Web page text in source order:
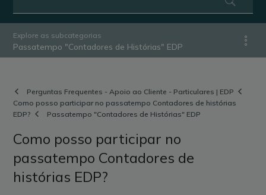
Explore as subcategorias
Passatempo "Contadores de Histórias" EDP
Perguntas Frequentes - Apoio ao Cliente - Particulares | EDP
Como posso participar no passatempo Contadores de histórias
EDP?
Passatempo "Contadores de Histórias" EDP
Como posso participar no
passatempo Contadores de
histórias EDP?